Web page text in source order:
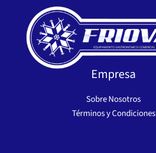
Empresa
Sobre Nosotros
Términos y Condiciones